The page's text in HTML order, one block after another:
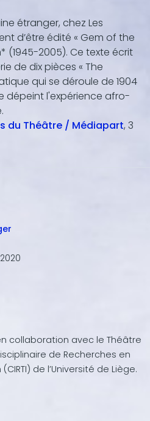
étranger, chez Les
d’être édité « Gem of the
(1945-2005). Ce texte écrit
de dix pièces « The
qui se déroule de 1904
dépeint l'expérience afro-
du Théâtre / Médiapart, 3
collaboration avec le Théâtre
de Recherches en
de l’Université de Liège.